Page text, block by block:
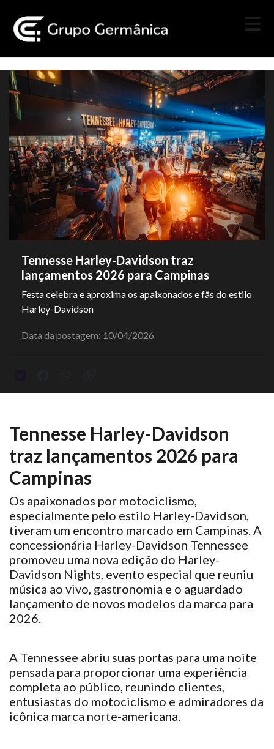
Tennesse Harley-Davidson traz
lançamentos 2026 para Campinas
Festa celebra e aproxima os apaixonados e fãs do estilo
Harley-Davidson
Data da postagem: 10/04/2026
Tennesse Harley-Davidson
traz lançamentos 2026 para
Campinas
Os apaixonados por motociclismo,
especialmente pelo estilo Harley-Davidson,
tiveram um encontro marcado em Campinas. A
concessionária Harley-Davidson Tennessee
promoveu uma nova edição do Harley-
Davidson Nights, evento especial que reuniu
música ao vivo, gastronomia e o aguardado
lançamento de novos modelos da marca para
2026.
A Tennessee abriu suas portas para uma noite
pensada para proporcionar uma experiência
completa ao público, reunindo clientes,
entusiastas do motociclismo e admiradores da
icônica marca norte-americana.